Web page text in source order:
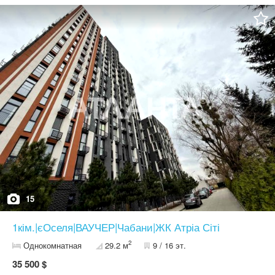
Кухня: 12,8 м² Поверх: 9/16 Окрема кімната (не студія)
Французький балкон Панорамні вікна (багато природного світла)
Стан: після забудовника Всі комунікації підключені Будинок
заселений та введений в експлуатацію Переваги ЖК: Комфорт-
клас Закрита територія без авто Охорона, відеонагляд Ліфт та
вантажний ліфт (з автономним живленням) Проведене
оптоволокно (інтернет працює під час відключень) Власна
котельня та електропідстанція Будинок утеплений базальтовою
ватою Державні комунальні тарифи Локація: До метро Теремки
— 10хв 5 хвилин на авто або близько 30 хв пішки Поруч зупинка
транспорту У пішій доступності: Епіцентр, МегаМаркет, Нова
Лінія, Фора, Rozetka, аптеки, кафе, ТРЦ, парк Підійде як для
проживання, так і під оренду. Світла квартира з великими
вікнами — легко зробити сучасний дизайн під себе. Мінімальні
податки, документам більше 3-х років. Комісія 2,5%.
Телефонуйте — перегляд у зручний час, квартира готова до
продажу. Можливе придбання в кредит за програмою ДМЖ,
єОселя 7% (ВПО) Код об'єкта: k56`471559`40. АН "Атланта".
Більше інформації та світлин за посиланням:
https://www.atlanta.ua/kiev/object/1komnatnye/471559
15
1кім.|єОселя|ВАУЧЕР|Чабани|ЖК Атріа Сіті
Однокомнатная 29.2 м2 9 / 16 эт.
35 500 $